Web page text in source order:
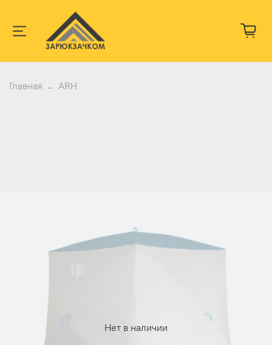
Главная ARH
Нет в наличии